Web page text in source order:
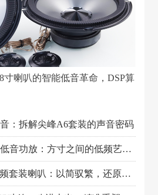
寸喇叭的智能低音革命，DSP算
意大利PHD 750.1单声道低音功放：方寸之间的低频艺术，激发潜能又收放自如
Hertz赫兹DSK165.3两分频套装喇叭：以简驭繁，还原纯粹之声
先锋DEQ-80ACH-EC DSP功放：八进十出，精准重塑车厢声场